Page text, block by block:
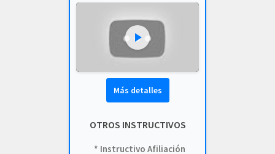
INF_EVALUACION_COMITE_COMPRAS_LIC-002-2023.pdf
LICITACION_003_DE_2023.PDF
LICITACION_DE_OFERTAS_002-2023.PDF
LICITACION_DE_OFERTA_N_004_DE_2023.pdf
LICITACION_OFERTAS-004-2023.pdf
LICITACION_OFERTAS_001-2023.pdf
Más detalles
OTROS INSTRUCTIVOS
* Instructivo Afiliación